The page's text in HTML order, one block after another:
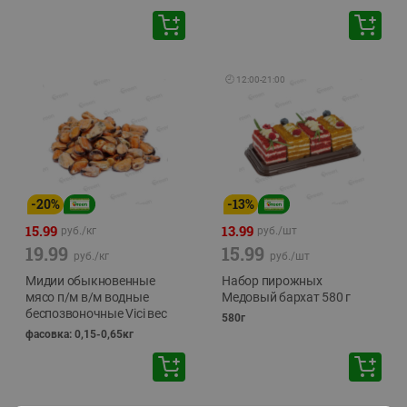
-20%
15.99 руб./кг
19.99 руб./кг
Мидии обыкновенные
мясо п/м в/м водные
беспозвоночные Vici вес
фасовка: 0,15-0,65кг
🕘 12:00-21:00
-13%
13.99 руб./шт
15.99 руб./шт
Набор пирожных
Медовый бархат 580 г
580г